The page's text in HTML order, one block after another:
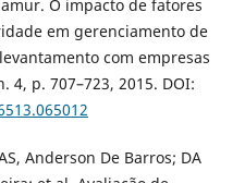
O impacto de fatores
em gerenciamento de
com empresas
4, p. 707–723, 2015. DOI:
Anderson De Barros; DA